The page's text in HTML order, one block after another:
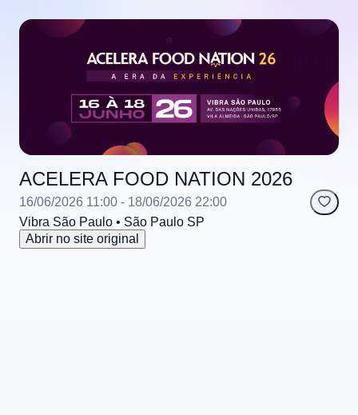
ACELERA FOOD NATION 2026
16/06/2026 11:00 - 18/06/2026 22:00
Vibra São Paulo • São Paulo SP
Abrir no site original